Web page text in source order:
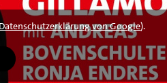
Datenschutzerklärung von Google).